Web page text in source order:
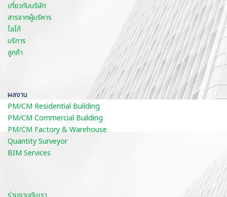
เกี่ยวกับบริษัท
สารจากผู้บริหาร
โลโก้
บริการ
ลูกค้า
ผลงาน
PM/CM Residential Building
PM/CM Commercial Building
PM/CM Factory & Warehouse
Quantity Surveyor
BIM Services